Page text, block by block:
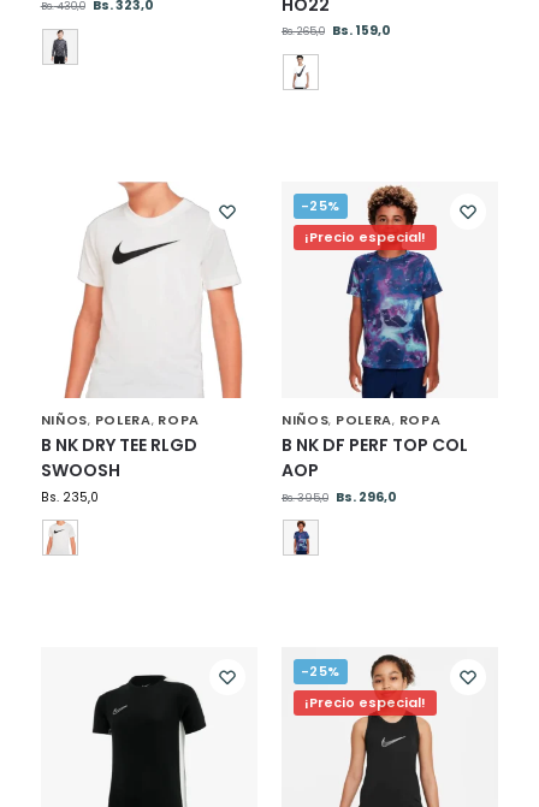
Bs.430,0 Bs.323,0
Bs.265,0 Bs. 159,0
NIÑOS, POLERA, ROPA
B NK DRY TEE RLGD
SWOOSH
Bs.235,0
-25%
¡Precio especial!
NIÑOS, POLERA, ROPA
B NK DF PERF TOP COL
AOP
Bs.395,0 Bs. 296,0
-25%
¡Precio especial!